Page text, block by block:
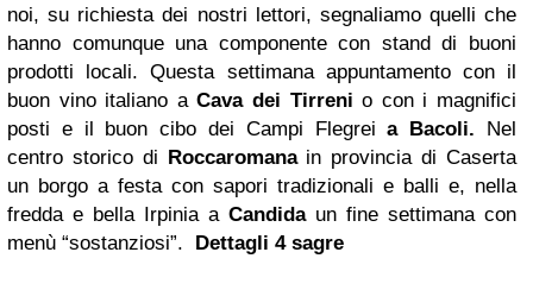
noi, su richiesta dei nostri lettori, segnaliamo quelli che
hanno comunque una componente con stand di buoni
prodotti locali. Questa settimana appuntamento con il
buon vino italiano a Cava dei Tirreni o con i magnifici
posti e il buon cibo dei Campi Flegrei a Bacoli. Nel
centro storico di Roccaromanain provincia di Caserta
un borgo a festa con sapori tradizionali e balli e, nella
fredda e bella Irpinia a Candida un fine settimana con
menù “sostanziosi”. Dettagli 4 sagre